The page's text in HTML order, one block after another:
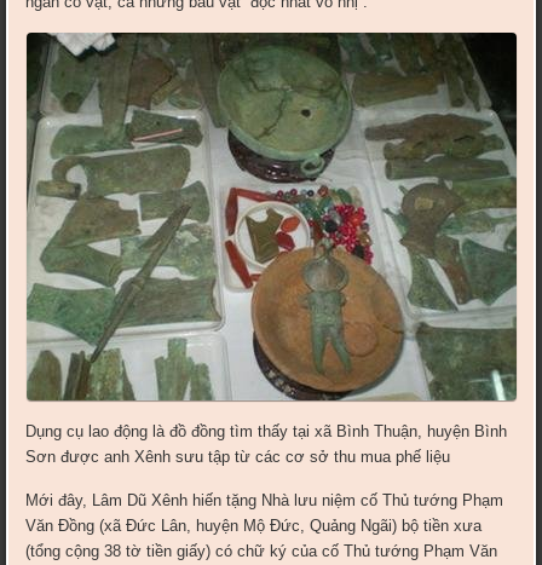
Dụng cụ lao động là đồ đồng tìm thấy tại xã Bình Thuận, huyện Bình
Sơn được anh Xênh sưu tập từ các cơ sở thu mua phế liệu
Mới đây, Lâm Dũ Xênh hiến tặng Nhà lưu niệm cố Thủ tướng Phạm
Văn Đồng (xã Đức Lân, huyện Mộ Đức, Quảng Ngãi) bộ tiền xưa
(tổng cộng 38 tờ tiền giấy) có chữ ký của cố Thủ tướng Phạm Văn